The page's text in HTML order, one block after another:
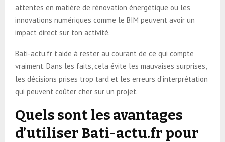
attentes en matière de rénovation énergétique ou les
innovations numériques comme le BIM peuvent avoir un
impact direct sur ton activité.
Bati-actu.fr t’aide à rester au courant de ce qui compte
vraiment. Dans les faits, cela évite les mauvaises surprises,
les décisions prises trop tard et les erreurs d’interprétation
qui peuvent coûter cher sur un projet.
Quels sont les avantages
d’utiliser Bati-actu.fr pour